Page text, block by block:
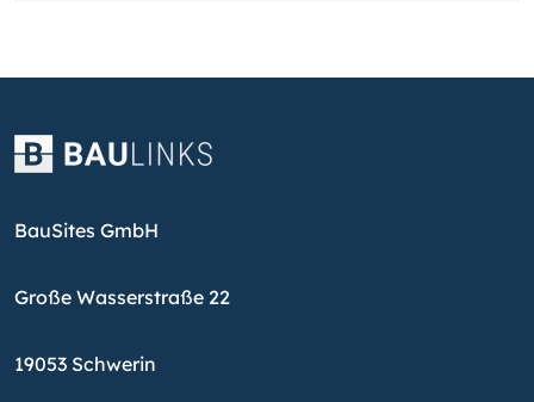
BauSites GmbH
Große Wasserstraße 22
19053 Schwerin